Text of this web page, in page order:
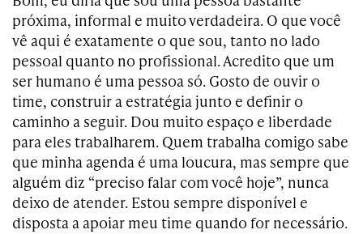
próxima, informal e muito verdadeira. O que você
vê aqui é exatamente o que sou, tanto no lado
pessoal quanto no profissional. Acredito que um
ser humano é uma pessoa só. Gosto de ouvir o
time, construir a estratégia junto e definir o
caminho a seguir. Dou muito espaço e liberdade
para eles trabalharem. Quem trabalha comigo sabe
que minha agenda é uma loucura, mas sempre que
alguém diz “preciso falar com você hoje”, nunca
deixo de atender. Estou sempre disponível e
disposta a apoiar meu time quando for necessário.